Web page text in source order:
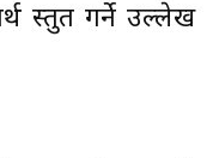
प्रस्तुत गर्ने उल्लेख